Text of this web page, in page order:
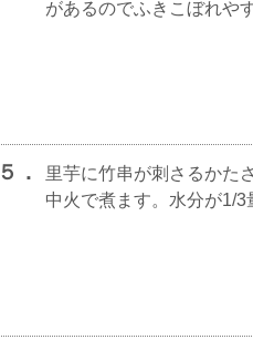
があるのでふきこぼれや
５．
里芋に竹串が刺さるかた
中火で煮ます。水分が1/3